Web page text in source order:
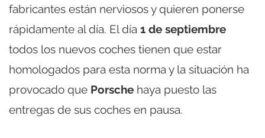
fabricantes están nerviosos y quieren ponerse
rápidamente al día. El día 1 de septiembre
todos los nuevos coches tienen que estar
homologados para esta norma y la situación ha
provocado que Porsche haya puesto las
entregas de sus coches en pausa.